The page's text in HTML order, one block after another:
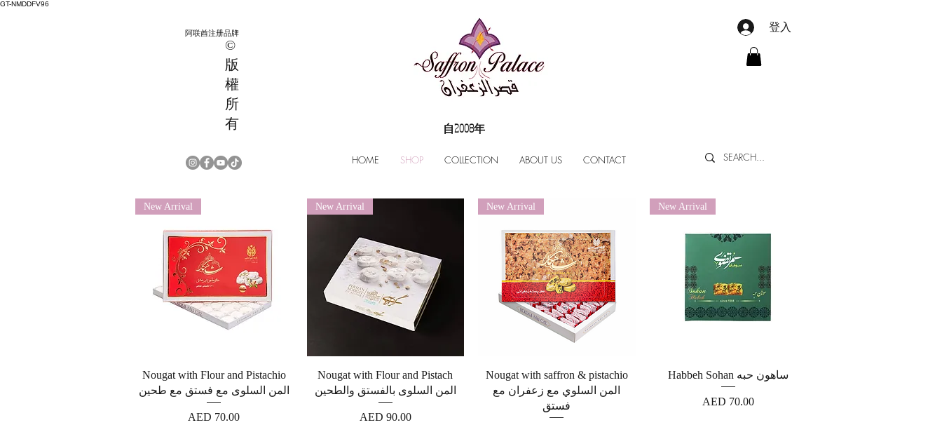
GT-NMDDFV96
阿联酋注册品牌
©
版
權
所
有
登入
自2008年
HOME SHOP COLLECTION ABOUT US CONTACT
快速瀏覽
New Arrival
Nougat with Flour and Pistachio
المن السلوی مع فستق مع طحین
價格
AED 70.00
快速瀏覽
New Arrival
Nougat with Flour and Pistach
المن السلوی بالفستق والطحين
價格
AED 90.00
快速瀏覽
New Arrival
Nougat with saffron & pistachio
المن السلوي مع زعفران مع
فستق
快速瀏覽
New Arrival
Habbeh Sohan ساهون حبه
價格
AED 70.00